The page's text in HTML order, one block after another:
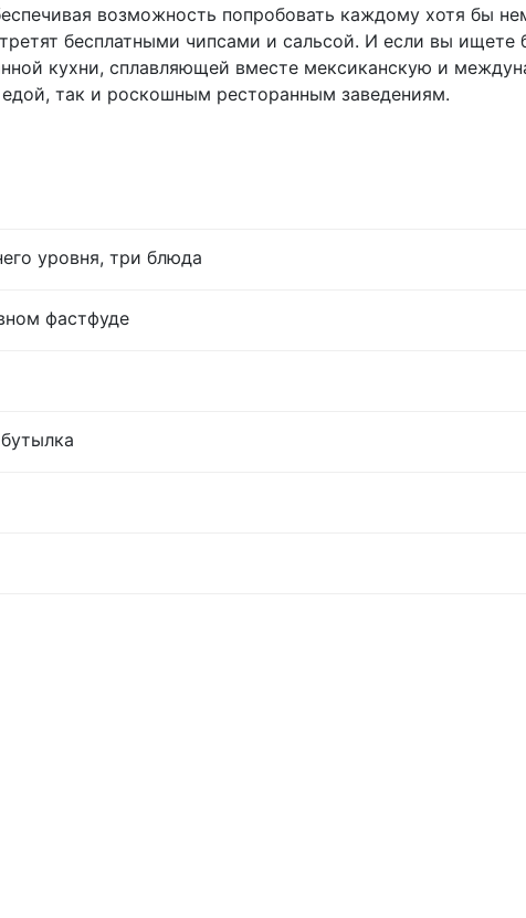
возможность попробовать каждому хотя бы
бесплатными чипсами и сальсой. И если вы ищете
кухни, сплавляющей вместе мексиканскую и
так и роскошным ресторанным заведениям.
уровня, три блюда
фастфуде